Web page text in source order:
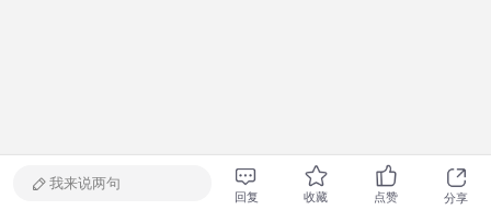
我来说两句
分享
点赞
收藏
回复